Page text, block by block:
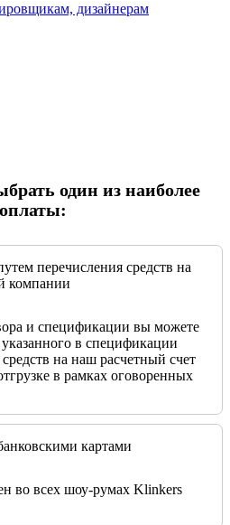
дизайнерам
один из наиболее
перечисления средств на
компании
и спецификации вы можете
в спецификации
на наш расчетный счет
в рамках оговоренных
картами
во всех шоу-румах Klinkers